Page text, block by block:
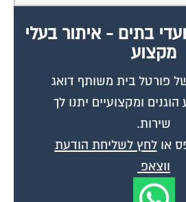
בתים - איתור בעלי
מקצוע
פורטל בית משותף דואג
ומקצועיים יתנו לך
שירות.
אולחץ לשליחת הודעת
ווצאפ